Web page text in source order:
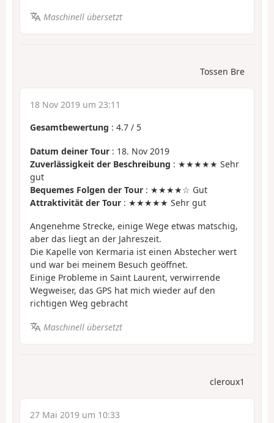
Maschinell übersetzt
Tossen Bre
18 Nov 2019 um 23:11
Gesamtbewertung : 4.7 / 5
Datum deiner Tour : 18. Nov 2019
Zuverlässigkeit der Beschreibung : ★★★★★ Sehr
gut
Bequemes Folgen der Tour : ★★★★☆ Gut
Attraktivität der Tour : ★★★★★ Sehr gut
Angenehme Strecke, einige Wege etwas matschig,
aber das liegt an der Jahreszeit.
Die Kapelle von Kermaria ist einen Abstecher wert
und war bei meinem Besuch geöffnet.
Einige Probleme in Saint Laurent, verwirrende
Wegweiser, das GPS hat mich wieder auf den
richtigen Weg gebracht
Maschinell übersetzt
cleroux1
27 Mai 2019 um 10:33